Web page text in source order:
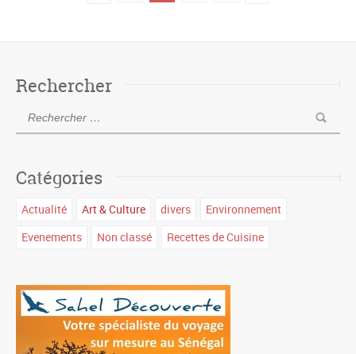
Rechercher
Catégories
Actualité Art & Culture divers
Environnement
Evenements
Non classé Recettes de Cuisine